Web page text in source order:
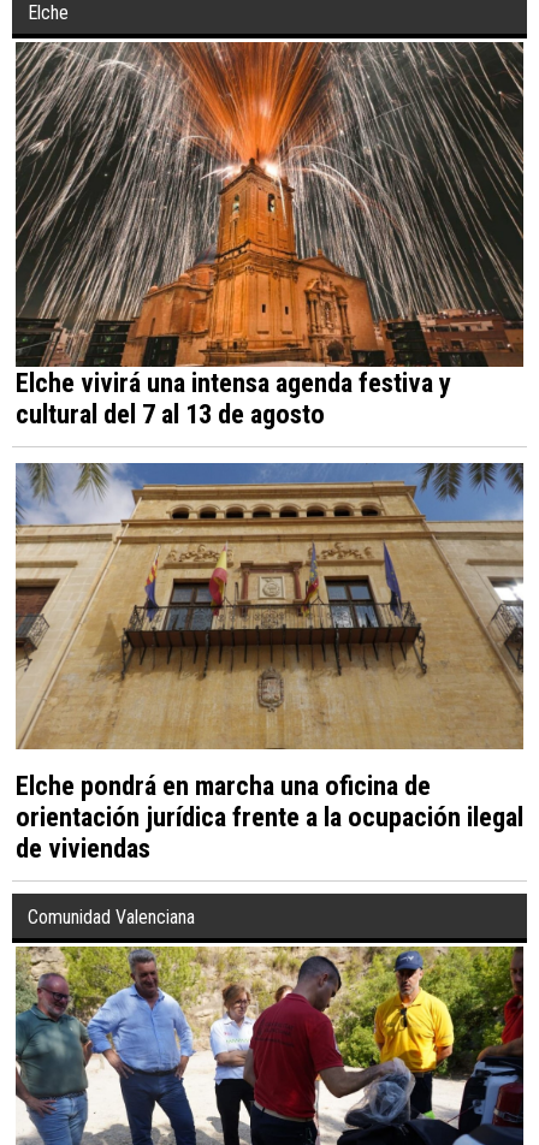
Elche
Elche vivirá una intensa agenda festiva y
cultural del 7 al 13 de agosto
Elche pondrá en marcha una oficina de
orientación jurídica frente a la ocupación ilegal
de viviendas
Comunidad Valenciana